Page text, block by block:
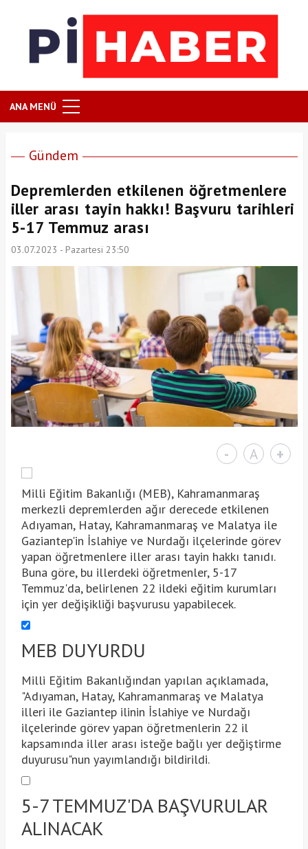
ANA MENÜ
Gündem
Depremlerden etkilenen öğretmenlere
iller arası tayin hakkı! Başvuru tarihleri
5-17 Temmuz arası
03.07.2023 - Pazartesi 23:50
- A +
Milli Eğitim Bakanlığı (MEB), Kahramanmaraş
merkezli depremlerden ağır derecede etkilenen
Adıyaman, Hatay, Kahramanmaraş ve Malatya ile
Gaziantep'in İslahiye ve Nurdağı ilçelerinde görev
yapan öğretmenlere iller arası tayin hakkı tanıdı.
Buna göre, bu illerdeki öğretmenler, 5-17
Temmuz'da, belirlenen 22 ildeki eğitim kurumları
için yer değişikliği başvurusu yapabilecek.
MEB DUYURDU
Milli Eğitim Bakanlığından yapılan açıklamada,
"Adıyaman, Hatay, Kahramanmaraş ve Malatya
illeri ile Gaziantep ilinin İslahiye ve Nurdağı
ilçelerinde görev yapan öğretmenlerin 22 il
kapsamında iller arası isteğe bağlı yer değiştirme
duyurusu"nun yayımlandığı bildirildi.
5-7 TEMMUZ'DA BAŞVURULAR
ALINACAK